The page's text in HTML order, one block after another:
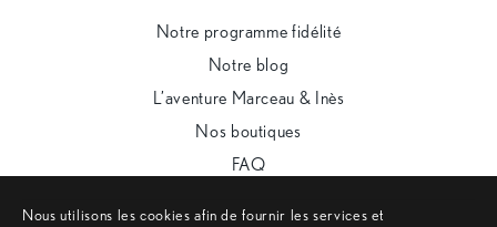
Notre programme fidélité
Notre blog
L’aventure Marceau & Inès
Nos boutiques
FAQ
Nous utilisons les cookies afin de fournir les services et